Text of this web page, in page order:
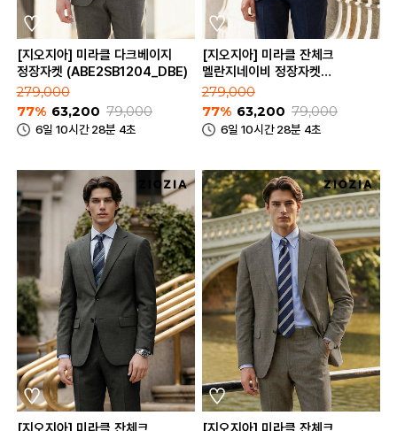
[지오지아] 미라클 다크베이지
정장자켓 (ABE2SB1204_DBE)
279,000
77% 63,200 79,000
6일 10시간 28분 4초
[지오지아] 미라클 잔체크
멜란지네이비 정장자켓
(ABE2SB1205_MNV)
279,000
77% 63,200 79,000
6일 10시간 28분 4초